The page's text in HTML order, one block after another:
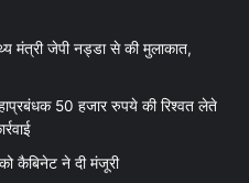
मंत्री जेपी नड्डा से की मुलाकात,
50 हजार रुपये की रिश्वत लेते
को कैबिनेट ने दी मंजूरी